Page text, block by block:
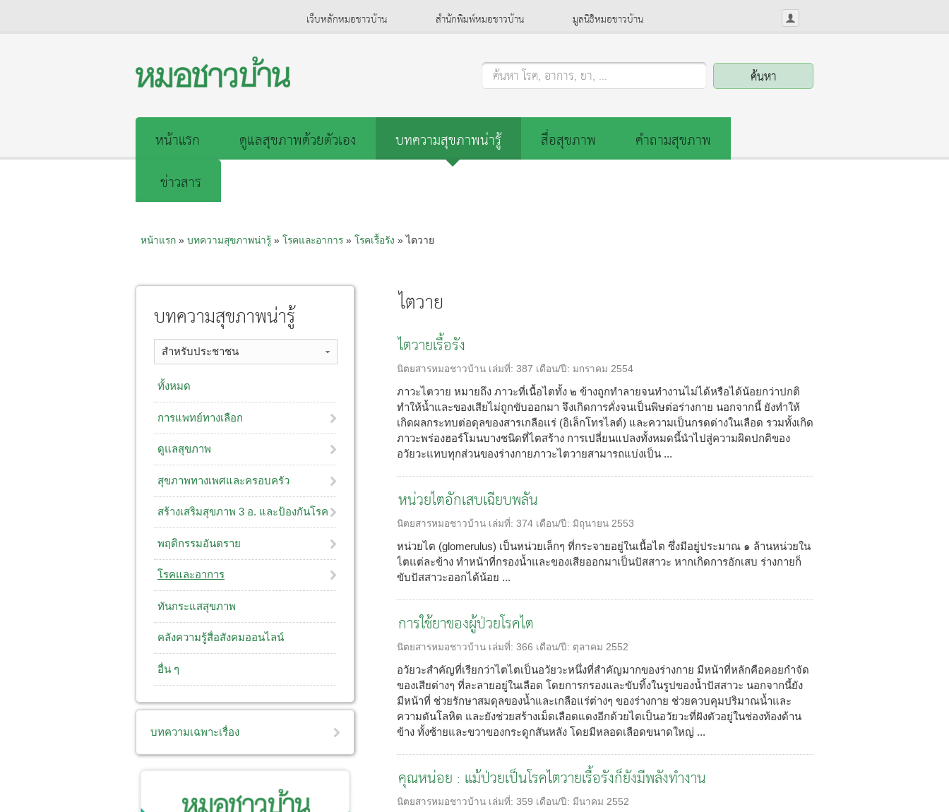
เว็บหลักหมอชาวบ้าน สำนักพิมพ์หมอชาวบ้าน มูลนิธิหมอชาวบ้าน
ค้นหา โรค, อาการ, ยา, ...
หน้าแรก ดูแลสุขภาพด้วยตัวเอง บทความสุขภาพน่ารู้ สื่อสุขภาพ
คำถามสุขภาพ
ข่าวสาร
หน้าแรก» บทความสุขภาพน่ารู้» โรคและอาการ» โรคเรื้อรัง » ไตวาย
ไตวาย
ไตวายเรื้อรัง
นิตยสารหมอชาวบ้าน เล่มที่: 387 เดือน/ปี: มกราคม 2554
ภาวะไตวาย หมายถึง ภาวะที่เนื้อไตทั้ง ๒ ข้างถูกทำลายจนทำงานไม่ได้หรือได้น้อยกว่าปกติ
ทำให้น้ำและของเสียไม่ถูกขับออกมา จึงเกิดการคั่งจนเป็นพิษต่อร่างกาย นอกจากนี้ ยังทำให้
เกิดผลกระทบต่อดุลของสารเกลือแร่ (อิเล็กโทรไลต์) และความเป็นกรดด่างในเลือด รวมทั้งเกิด
ภาวะพร่องฮอร์โมนบางชนิดที่ไตสร้าง การเปลี่ยนแปลงทั้งหมดนี้นำไปสู่ความผิดปกติของ
อวัยวะแทบทุกส่วนของร่างกายภาวะไตวายสามารถแบ่งเป็น ...
หน่วยไตอักเสบเฉียบพลัน
นิตยสารหมอชาวบ้าน เล่มที่: 374 เดือน/ปี: มิถุนายน 2553
หน่วยไต (glomerulus) เป็นหน่วยเล็กๆ ที่กระจายอยู่ในเนื้อไต ซึ่งมีอยู่ประมาณ ๑ ล้านหน่วยใน
ไตแต่ละข้าง ทำหน้าที่กรองน้ำและของเสียออกมาเป็นปัสสาวะ หากเกิดการอักเสบ ร่างกายก็
ขับปัสสาวะออกได้น้อย ...
การใช้ยาของผู้ป่วยโรคไต
นิตยสารหมอชาวบ้าน เล่มที่: 366 เดือน/ปี: ตุลาคม 2552
อวัยวะสำคัญที่เรียกว่าไตไตเป็นอวัยวะหนึ่งที่สำคัญมากของร่างกาย มีหน้าที่หลักคือคอยกำจัด
ของเสียต่างๆ ที่ละลายอยู่ในเลือด โดยการกรองและขับทิ้งในรูปของน้ำปัสสาวะ นอกจากนี้ยัง
มีหน้าที่ ช่วยรักษาสมดุลของน้ำและเกลือแร่ต่างๆ ของร่างกาย ช่วยควบคุมปริมาณน้ำและ
ความดันโลหิต และยังช่วยสร้างเม็ดเลือดแดงอีกด้วยไตเป็นอวัยวะที่ฝังตัวอยู่ในช่องท้องด้าน
ข้าง ทั้งซ้ายและขวาของกระดูกสันหลัง โดยมีหลอดเลือดขนาดใหญ่ ...
คุณหน่อย : แม้ป่วยเป็นโรคไตวายเรื้อรังก็ยังมีพลังทำงาน
นิตยสารหมอชาวบ้าน เล่มที่: 359 เดือน/ปี: มีนาคม 2552
บทความสุขภาพน่ารู้
สำหรับประชาชน
ทั้งหมด
การแพทย์ทางเลือก
ดูแลสุขภาพ
สุขภาพทางเพศและครอบครัว
สร้างเสริมสุขภาพ 3 อ. ​และป้องกันโรค
พฤติกรรมอันตราย
โรคและอาการ
ทันกระแสสุขภาพ
คลังความรู้สื่อสังคมออนไลน์
อื่น ๆ
บทความเฉพาะเรื่อง